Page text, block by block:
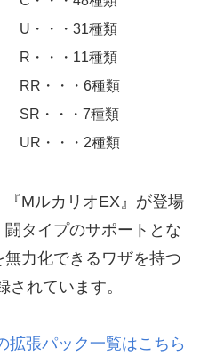
U・・・31種類
R・・・11種類
RR・・・6種類
SR・・・7種類
UR・・・2種類
MルカリオEX』が登場
タイプのサポートとな
力化できるワザを持つ
されています。
拡張パック一覧はこちら